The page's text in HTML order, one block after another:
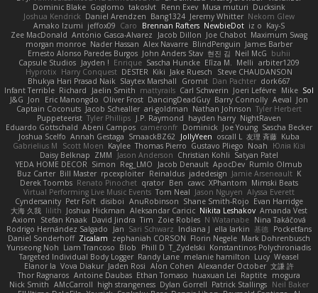
Dominic Blake Goglomo takoslvt Renn Exev Musa muturi Ducksink
Joshua Kendrick Daniel Arendzen Bang1324 Jeremy Whitter Nekom Glew
Amako Izumi jeffox09 Caro Brennan Rafters NewbieDot iz o Kay-S
Zee MacDonald Antonio Gasca-Alvarez Jacob Dillon Joe Chabot Maximum Swag
morgan monroe Nader Hassan Alex Navarre BlindPenguin James Barber
Ernesto Alonso Paredes Burgos John Anders Stav 현진 김 Neil McG buhii
Capsule Studios Jayden ! Enrique Sascha Huncke Elīza M. Melli arbiter1209
Hyprotix Harry Conquest DESTER Kiki Jake Ruesch
Steve CHAUDANSON
Bhukya Hari Prasad Naik Slaytex Marshall Gromit Dan Pachter dork667
Infant Terrible Richard Jaelin Smith mattyrails Carl Schwerin Joeri Lefévre Mike Sol
J&G Jon Eric Manongdo Oliver Frost DancingDeadGuy Barry Connolly Aeval Jon
Captain Coconuts Jacob Schealler ari-goldman Nathan Johnson Tyler Herbert
Puppeteerist Tyler Phillips J.P. Raymond hayden harry NightRaven
Eduardo Gottschald Abeni Campos cameronfr Dominick Joe Young Sascha Becker
Joshua Scelfo Annah Gestaga SmaackBZ62 JollyYeen oscall L 友理 斉藤 Kuba
Gabrielius M
Scott Moen Kaylee Thomas Pierro Gustavo Pliego Noah
Юлія Кізі
Daisy Belknap ZMM Jason Anderson Christian Kohli Satyan Patel
YEDA HOME DECOR Simon Reg_LMO Jacob Denault ApocDev Rumlo Olmub
Buz Carter Bill Master rpcexploiter Reinaldus jadedesign Jamie Arseneault K
Derek Toombs Renato Pinochet qrator Ben cawc XPhantom Mimski Beats
Virtual Performing Live Music Events Tom Neal Jason Nguyen Alyssa Everett
Cyndersanity Petr Fořt disiboi AnuRobinson Shane Smith-Rojo Evan Harridge
大海 久我 lilith Joshua Hickman Aleksandar Caricic Nikita Leshakov Amanda Vest
Axiom
Stefan Knaak David Jindra Tim Zoie Robles N Watanabe Nina Takáčová
Rodrigo Hernández Salgado
Jan Sari Schwarz Indiana J ella larkin 基德 Pocketfans
Daniel Sonderhoff Zicalam zephaniah CORSON Florin Negele Mark Dohrenbusch
Yunseong Noh Liam Trancoso Blob Phill D T_Zydelski Konstantinos Polychroniadis
Targeted Individual Body Logger Randy Lane melanie hamilton Lucy Weasel
Elanor la Vova Diakur Jaden Rosi Alon Cohen Alexander October 文謙 許
Thor Ragnaros Antoine Daubas Ethan Tomaso huaxuan Lei Raptite mogura
Nick Smith AMcCarroll high strangeness Dylan Gorrell Patrick Stallings Neil Baker